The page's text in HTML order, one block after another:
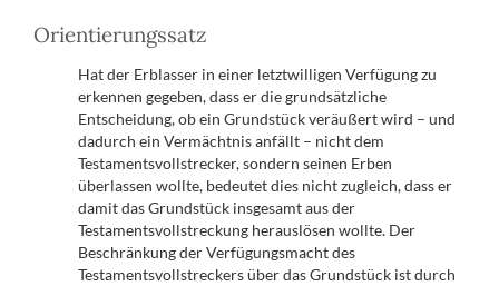
Orientierungssatz
Hat der Erblasser in einer letztwilligen Verfügung zu
erkennen gegeben, dass er die grundsätzliche
Entscheidung, ob ein Grundstück veräußert wird – und
dadurch ein Vermächtnis anfällt – nicht dem
Testamentsvollstrecker, sondern seinen Erben
überlassen wollte, bedeutet dies nicht zugleich, dass er
damit das Grundstück insgesamt aus der
Testamentsvollstreckung herauslösen wollte. Der
Beschränkung der Verfügungsmacht des
Testamentsvollstreckers über das Grundstück ist durch